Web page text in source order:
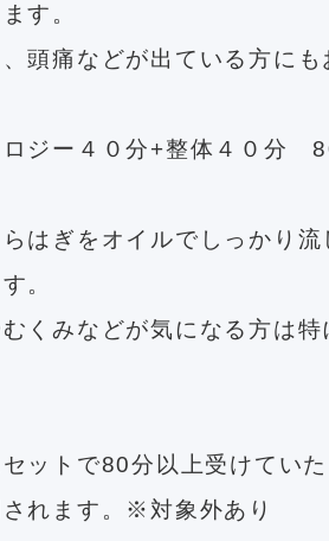
す。
頭痛などが出ている方に
ロジー４０分+整体４０分
はぎをオイルでしっかり
。
くみなどが気になる方は
ットで80分以上受けてい
れます。※対象外あり